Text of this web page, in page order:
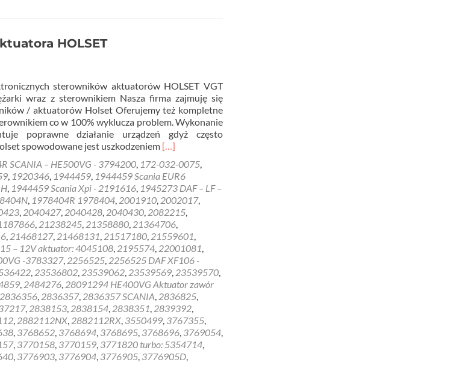
HOLSET
sterowników aktuatorów HOLSET VGT
wraz z sterownikiem Nasza firma zajmuję się
/ aktuatorów Holset Oferujemy też kompletne
co w 100% wyklucza problem. Wykonanie
poprawne działanie urządzeń gdyż często
spowodowane jest uszkodzeniem Read
about
Regeneracja
zaworu
aktuatora
HOLSET
[…]
SCANIA – HE500VG - 3794200, 172-032-0075,
, 1920346, 1944459, 1944459 Scania EUR6
, 1944459 Scania Xpi - 2191616, 1945273 DAF – LF –
, 1978404R 1978404, 2001910, 2002017,
, 2040427, 2040428, 2040430, 2082215,
, 21238245, 21358880, 21364706,
, 21468127, 21468131, 21517180, 21559601,
– 12V aktuator: 4045108, 2195574, 22001081,
-3783327, 2256525, 2256525 DAF XF106 -
, 23536802, 23539062, 23539569, 23539570,
, 2484276, 28091294 HE400VG Aktuator zawór
2836356, 2836357, 2836357 SCANIA, 2836825,
, 2838153, 2838154, 2838351, 2839392,
, 2882112NX, 2882112RX, 3550499, 3767355,
, 3768652, 3768694, 3768695, 3768696, 3769054,
, 3770158, 3770159, 3771820 turbo: 5354714,
, 3776903, 3776904, 3776905, 3776905D,